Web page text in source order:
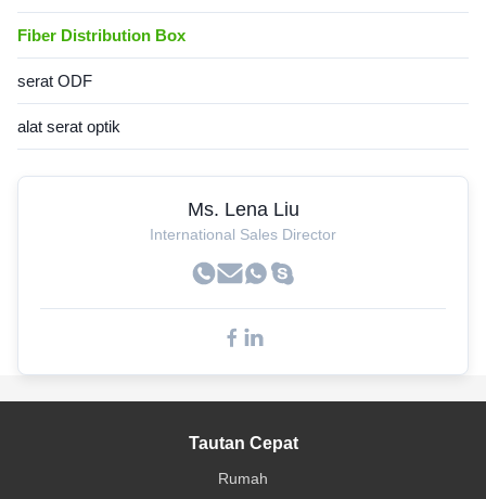
Fiber Distribution Box
serat ODF
alat serat optik
Ms. Lena Liu
International Sales Director
Tautan Cepat
Rumah